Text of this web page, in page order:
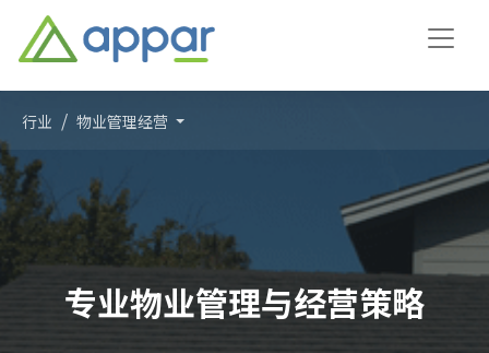
行业 物业管理经营
专业物业管理与经营策略